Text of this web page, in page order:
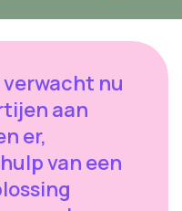
nu
aan
er,
van een